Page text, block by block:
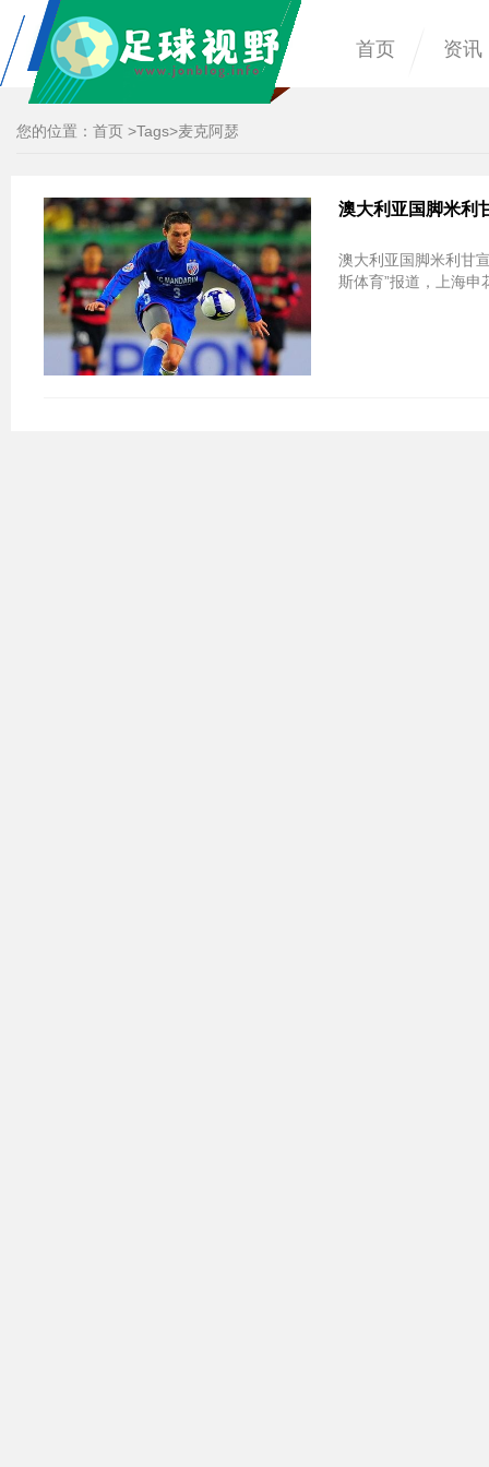
首页 资讯
您的位置： 首页 >Tags>麦克阿瑟
澳大利亚国脚米利
澳大利亚国脚米利甘
斯体育”报道，上海